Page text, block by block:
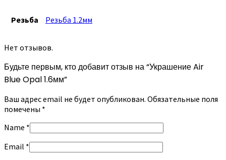
Резьба Резьба 1.2мм
Нет отзывов.
Будьте первым, кто добавит отзыв на “Украшение Air
Blue Opal 1.6мм”
Ваш адрес email не будет опубликован. Обязательные поля
помечены *
Name *
Email *